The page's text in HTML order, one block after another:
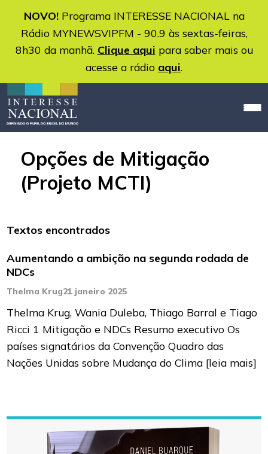
NOVO!Programa INTERESSE NACIONAL na
Rádio MYNEWSVIPFM - 90.9 às sextas-feiras,
8h30 da manhã. Clique aqui para saber mais ou
acesse a rádio aqui.
Opções de Mitigação
(Projeto MCTI)
Textos encontrados
Aumentando a ambição na segunda rodada de
NDCs
Thelma Krug21 janeiro 2025
Thelma Krug, Wania Duleba, Thiago Barral e Tiago
Ricci 1 Mitigação e NDCs Resumo executivo Os
países signatários da Convenção Quadro das
Nações Unidas sobre Mudança do Clima [leia mais]